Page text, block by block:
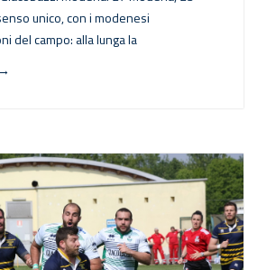
unico, con i modenesi
del campo: alla lunga la